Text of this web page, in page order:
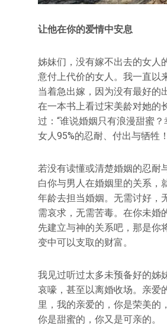
让他在你的爱情中安息
姊妹们，没有嫁不出去的女人
意付上代价的女人。我一直以
当着急出嫁，因为没有最好的
在一本书上看过宋美龄对她的
过：“谁说婚姻只有浪漫甜蜜
女人95%的忍耐、付出与牺牲
若没有读懂或清楚婚姻的忍耐
白你与男人在婚姻里的关系，
年龄去担当婚姻。无需讨好，
需哀求，无需苦毒。在你未婚
先建立与神的关系吧，那是你
变中可以支取的财富。
我见过听过太多未预备好的姊
哀嚎，甚至以离婚收场。亲爱
里，我的亲爱的，你是荣美的
你是甜蜜的，你又是可亲的。